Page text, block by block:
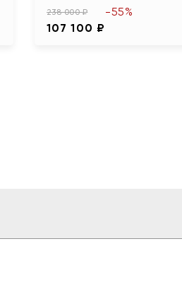
238 000 ₽
107 100 ₽
-55%